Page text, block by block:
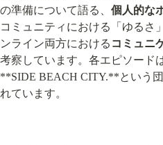
の準備について語る、 個人的な
コミュニティにおける「ゆるさ
ンライン両方における コミュニ
考察しています。各エピソード
**SIDE BEACH CITY.**という
れています。